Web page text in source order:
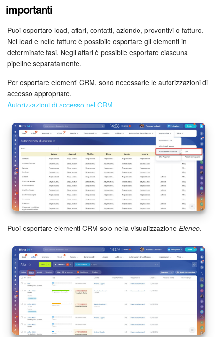
Webmail
Gruppi di lavoro
Incarichi e progetti
CRM
Prenotazione online
Contact Center
Sales Center
Generatore BI
Bitrix24 Market
Siti e store
Online store
importanti
Puoi esportare lead, affari, contatti, aziende, preventivi e fatture.
Nei lead e nelle fatture è possibile esportare gli elementi in
determinate fasi. Negli affari è possibile esportare ciascuna
pipeline separatamente.
Per esportare elementi CRM, sono necessarie le autorizzazioni di
accesso appropriate.
Autorizzazioni di accesso nel CRM
Puoi esportare elementi CRM solo nella visualizzazione Elenco.